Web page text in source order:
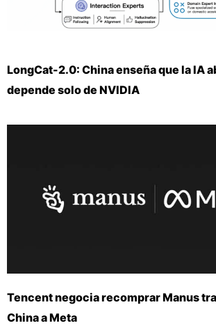
LongCat-2.0: China enseña que la IA
depende solo de NVIDIA
Tencent negocia recomprar Manus
China a Meta